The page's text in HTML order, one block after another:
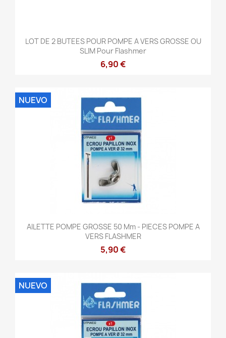
LOT DE 2 BUTEES POUR POMPE A VERS GROSSE OU
SLIM Pour Flashmer
6,90 €
AILETTE POMPE GROSSE 50 Mm - PIECES POMPE A
VERS FLASHMER
5,90 €
NUEVO
NUEVO